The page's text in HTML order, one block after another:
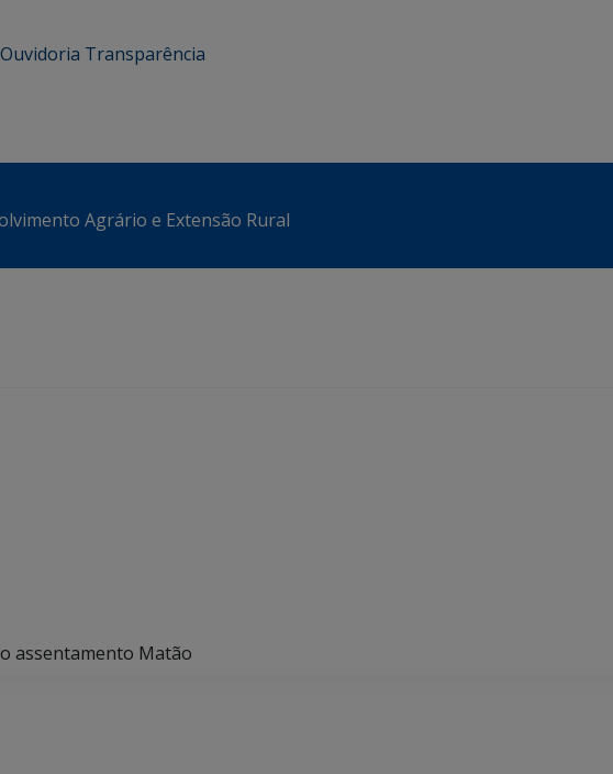
Ouvidoria Transparência
Agrário e Extensão Rural
assentamento Matão